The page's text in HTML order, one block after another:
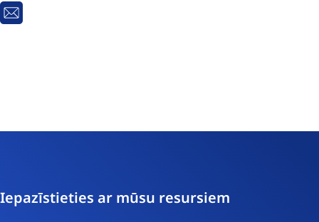
E-
Iepazīstieties ar mūsu resursiem